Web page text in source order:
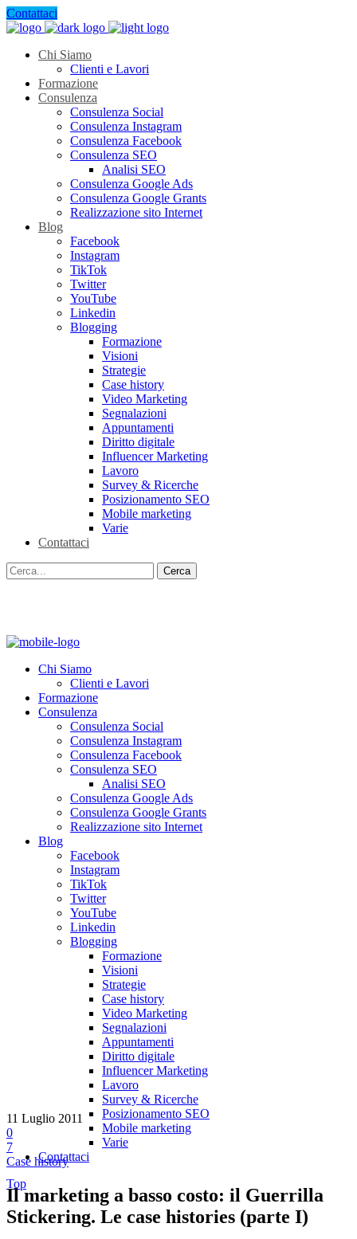
Contattaci
Chi Siamo
Clienti e Lavori
Formazione
Consulenza
Consulenza Social
Consulenza Instagram
Consulenza Facebook
Consulenza SEO
Analisi SEO
Consulenza Google Ads
Consulenza Google Grants
Realizzazione sito Internet
Blog
Facebook
Instagram
TikTok
Twitter
YouTube
Linkedin
Blogging
Formazione
Visioni
Strategie
Case history
Video Marketing
Segnalazioni
Appuntamenti
Diritto digitale
Influencer Marketing
Lavoro
Survey & Ricerche
Posizionamento SEO
Mobile marketing
Varie
Contattaci
Chi Siamo
Clienti e Lavori
Formazione
Consulenza
Consulenza Social
Consulenza Instagram
Consulenza Facebook
Consulenza SEO
Analisi SEO
Consulenza Google Ads
Consulenza Google Grants
Realizzazione sito Internet
Blog
Facebook
Instagram
TikTok
Twitter
YouTube
Linkedin
Blogging
Formazione
Visioni
Strategie
Case history
Video Marketing
Segnalazioni
Appuntamenti
Diritto digitale
Influencer Marketing
Lavoro
Survey & Ricerche
Posizionamento SEO
Mobile marketing
Varie
Contattaci
Top
11 Luglio 2011
0
7
Case history
Il marketing a basso costo: il Guerrilla
Stickering. Le case histories (parte I)